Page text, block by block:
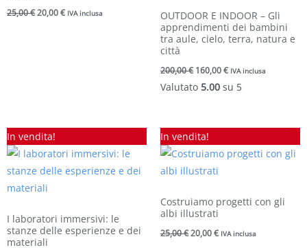
25,00€20,00€ IVA inclusa
OUTDOOR E INDOOR – Gli
apprendimenti dei bambini
tra aule, cielo, terra, natura e
città
200,00€ 160,00€ IVA inclusa
Valutato 5.00 su 5
In vendita!
I laboratori immersivi: le
stanze delle esperienze e dei
materiali
Il
prezzo
originale
era:
25,00 €.
prezzo
attuale
20,00 €.
In vendita!
Costruiamo progetti con gli
albi illustrati
25,00€
Il
prezzo
originale
era:
25,00 €.
20,00€
prezzo
attuale
IVA inclusa